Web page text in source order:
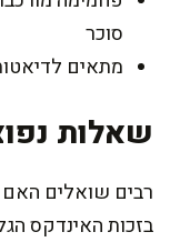
סוכר
מתאים
שאלות
רבים שואלים
בזכות האינדקס